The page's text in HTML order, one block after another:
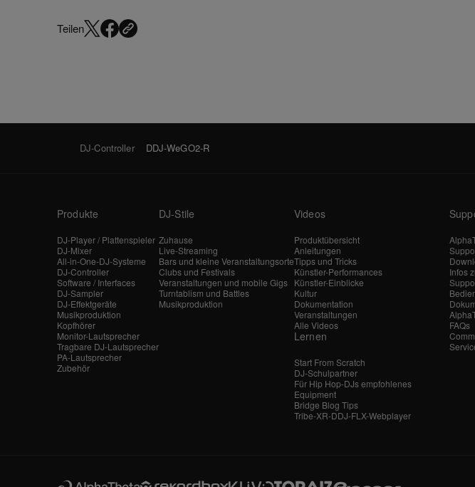
Teilen
DJ-Controller DDJ-WeGO2-R
Produkte
DJ-Player / Plattenspieler
DJ-Mixer
All-in-One-DJ-Systeme
DJ-Controller
Software / Interfaces
DJ-Sampler
DJ-Effektgeräte
Musikproduktion
Kopfhörer
Monitor-Lautsprecher
Tragbare DJ-Lautsprecher
PA-Lautsprecher
Zubehör
DJ-Stile
Zuhause
Live-Streaming
Bars und kleine Veranstaltungsorte
Clubs und Festivals
Veranstaltungen und mobile Gigs
Turntablism und Battles
Musikproduktion
Videos
Produktübersicht
Anleitungen
Tipps und Tricks
Künstler-Performances
Künstler-Einblicke
Kultur
Dokumentation
Veranstaltungen
Alle Videos
Lernen
Start From Scratch
DJ-Schulpartner
Für Hip Hop-DJs empfohlenes
Equipment
Bridge Blog Tips
Tribe-XR-DDJ-FLX-Webplayer
Infos
FAQs